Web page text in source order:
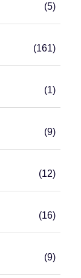
(5)
(161)
(1)
(9)
(12)
(16)
(9)